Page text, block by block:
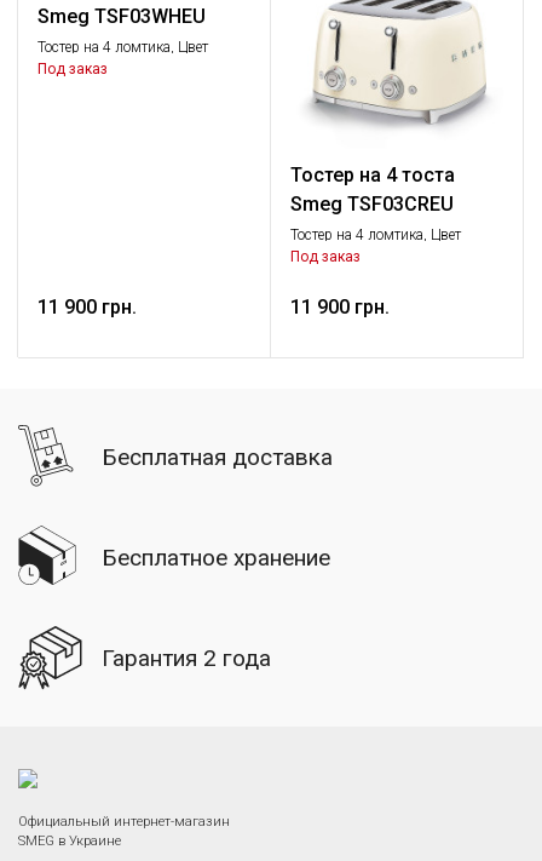
Smeg TSF03WHEU
Тостер на 4 ломтика, Цвет
белый; Функции: подогрев,
Под заказ
11 900 грн.
Тостер на 4 тоста
Smeg TSF03CREU
Тостер на 4 ломтика, Цвет
кремовый; Функции: подогрев,
уровней поджаривания;
Съемный поддон для крошек.
Под заказ
11 900 грн.
Бесплатная доставка
Бесплатное хранение
Гарантия 2 года
Официальный интернет-магазин
SMEG в Украине